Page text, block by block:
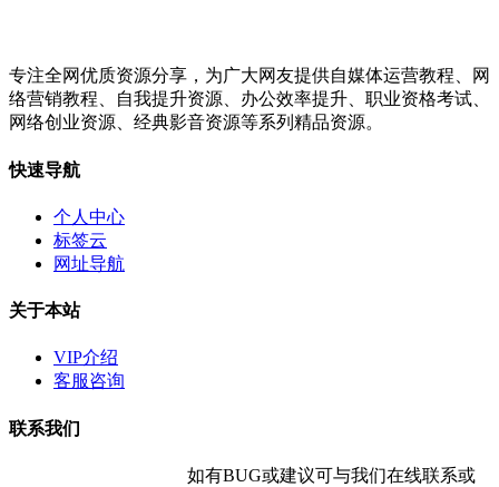
专注全网优质资源分享，为广大网友提供自媒体运营教程、网
络营销教程、自我提升资源、办公效率提升、职业资格考试、
网络创业资源、经典影音资源等系列精品资源。
快速导航
个人中心
标签云
网址导航
关于本站
VIP介绍
客服咨询
联系我们
如有BUG或建议可与我们在线联系或